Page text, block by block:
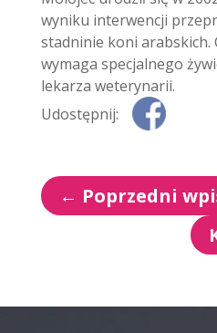
wyniku interwencji
stadninie koni arabskich.
wymaga specjalnego
lekarza weterynarii.
Udostępnij:
← Poprzedni